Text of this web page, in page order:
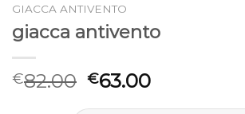
GIACCA ANTIVENTO
giacca antivento
€82.00 €63.00